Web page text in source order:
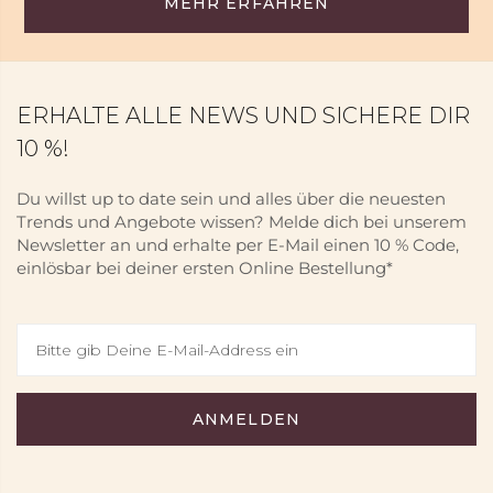
ERHALTE ALLE NEWS UND SICHERE DIR
10 %!
Du willst up to date sein und alles über die neuesten
Trends und Angebote wissen? Melde dich bei unserem
Newsletter an und erhalte per E-Mail einen 10 % Code,
einlösbar bei deiner ersten Online Bestellung*